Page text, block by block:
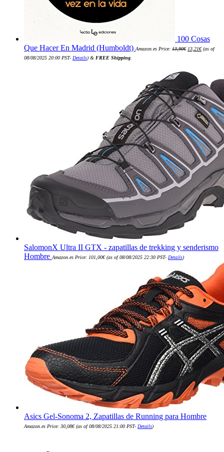
100 Cosas
Que Hacer En Madrid (Humboldt) Amazon.es Price: 13,90€ precio
13,21€precio
(as of
08/08/2025 20:00 PST- Details) & FREE Shipping
SalomonX Ultra II GTX - zapatillas de trekking y senderismo
Hombre Amazon.es Price: 101,00€(as of 08/08/2025 22:30 PST- Details)
Asics Gel-Sonoma 2, Zapatillas de Running para Hombre
Amazon.es Price: 30,08€(as of 08/08/2025 21:00 PST- Details)